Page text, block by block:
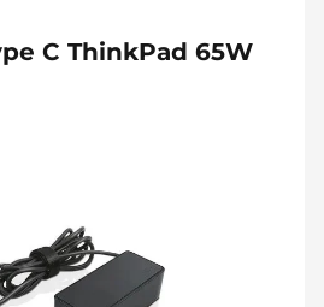
C ThinkPad 65W